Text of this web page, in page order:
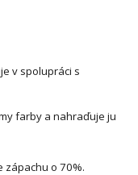
v spolupráci s
farby a nahraďuje ju
zápachu o 70%.